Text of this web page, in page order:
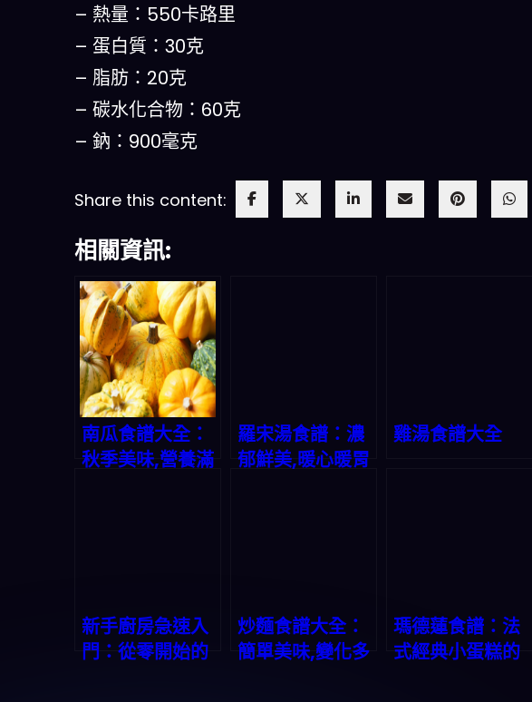
– 熱量：550卡路里
– 蛋白質：30克
– 脂肪：20克
– 碳水化合物：60克
– 鈉：900毫克
Share this content:
相關資訊:
南瓜食譜大全：
秋季美味,營養滿
羅宋湯食譜：濃
郁鮮美,暖心暖胃
雞湯食譜大全
新手廚房急速入
門：從零開始的
炒麵食譜大全：
簡單美味,變化多
瑪德蓮食譜：法
式經典小蛋糕的